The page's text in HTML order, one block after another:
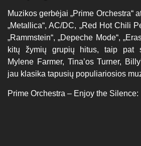
Muzikos gerbėjai „Prime Orchestra“
„Metallica“, AC/DC, „Red Hot Chili
„Rammstein“, „Depeche Mode“,
kitų žymių grupių hitus, taip pat
Mylene Farmer, Tina’os Turner,
jau klasika tapusių populiariosios
Prime Orchestra – Enjoy the Silence: